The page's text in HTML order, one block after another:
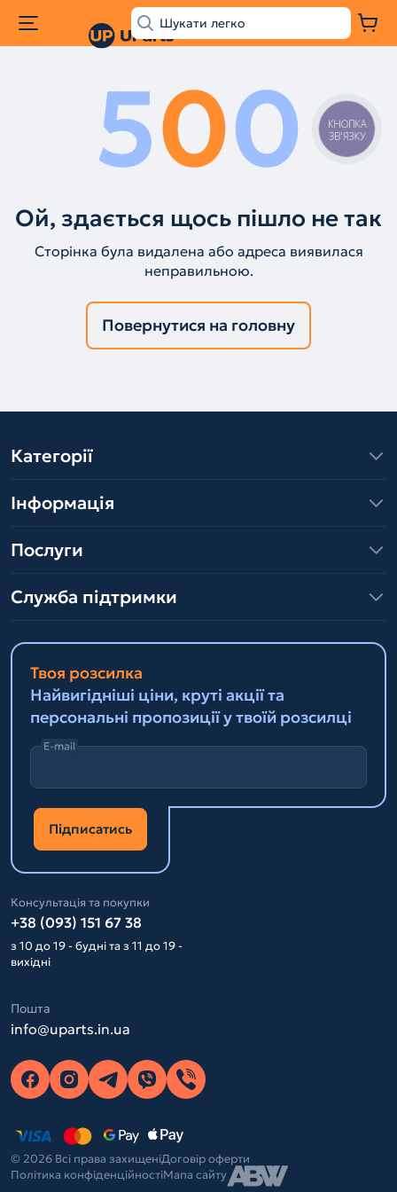
500
Ой, здається щось пішло не так
Сторінка була видалена або адреса виявилася
неправильною.
Повернутися на головну
Категорії
Інформація
Послуги
Служба підтримки
Твоя розсилка
Найвигідніші ціни, круті акції та
персональні пропозиції у твоїй розсилці
E-mail
Підписатись
Консультація та покупки
+38 (093) 151 67 38
з 10 до 19 - будні та з 11 до 19 -
вихідні
Пошта
info@uparts.in.ua
© 2026 Всі права захищеніДоговір оферти
Політика конфіденційностіМапа сайту
КНОПКА
ЗВ'ЯЗКУ